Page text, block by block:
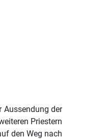
Aussendung der
Priestern
den Weg nach